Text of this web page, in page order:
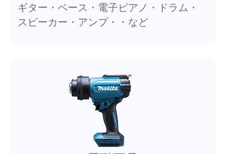
ギター・ベース・電子ピアノ・ドラム・
スピーカー・アンプ・・など